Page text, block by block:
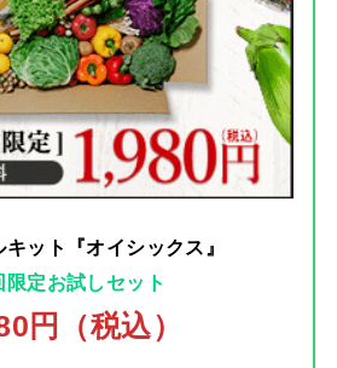
ット『オイシックス』
限定お試しセット
円（税込）